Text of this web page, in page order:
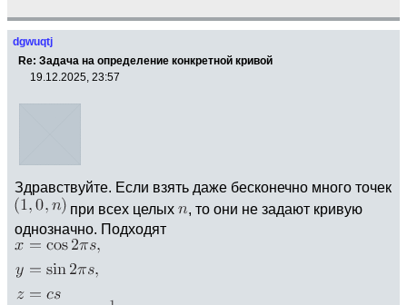
dgwuqtj
Re: Задача на определение конкретной кривой
19.12.2025, 23:57
Здравствуйте. Если взять даже бесконечно много точек
при всех целых
, то они не задают кривую
однозначно. Подходят